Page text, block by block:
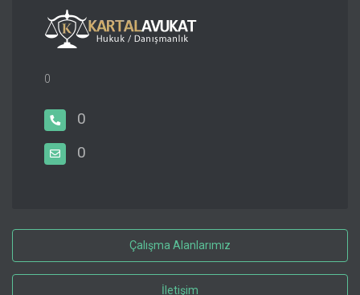
0
0
0
Çalışma Alanlarımız
İletişim